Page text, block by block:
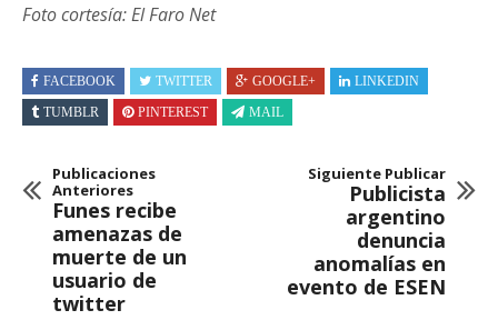
Foto cortesía: El Faro Net
FACEBOOK TWITTER GOOGLE+
LINKEDIN
TUMBLR
PINTEREST MAIL
Publicaciones
Anteriores
Funes recibe
amenazas de
muerte de un
usuario de
twitter
Siguiente Publicar
Publicista
argentino
denuncia
anomalías en
evento de ESEN